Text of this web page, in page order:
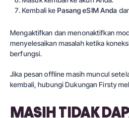
Kembali kePasang eSIM Anda
Mengaktifkan dan menonaktifkan
menyelesaikan masalah ketika
berfungsi.
Jika pesan offline masih muncul
kembali, hubungi Dukungan Firsty
MASIH TIDAK